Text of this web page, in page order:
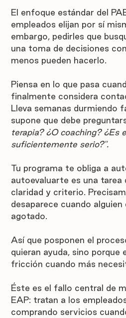
El enfoque estándar del
empleados elijan por sí
embargo, pedirles que
una toma de decisiones
menos pueden hacerlo.
Piensa en lo que pasa
finalmente considera
Lleva semanas durmiendo
supone que debe
terapia? ¿O coaching? ¿Es
suficientemente serio?".
Tu programa te obliga a
autoevaluarte es una tarea
claridad y criterio.
desaparece cuando
agotado.
Así que posponen el
quieran ayuda, sino porque
fricción cuando más
Éste es el fallo central de
EAP: tratan a los
comprando servicios